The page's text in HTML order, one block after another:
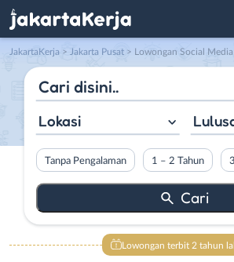
JakartaKerja > Jakarta Pusat > Lowongan Social Media
Lokasi
Tanpa Pengalaman 1 – 2 Tahun
Lowongan terbit 2 tahun